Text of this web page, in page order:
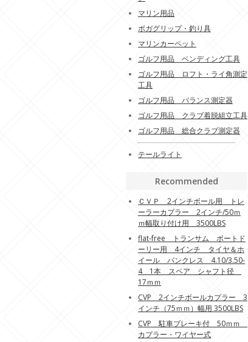
マリン用品
ボガグリップ・釣り具
マリンカーペット
ゴルフ用品 ベンディング工具
ゴルフ用品 ロフト・ライ角測定
工具
ゴルフ用品 バランス測定器
ゴルフ用品 クラブ着脱組立工具
ゴルフ用品 総合クラブ測定器
テールライト
Recommended
ＣＶＰ 2インチボール用 トレ
ーラーカプラー 2インチ/50ｍ
ｍ幅取り付け用 3500LBS
flat-free トランサム ボートド
ーリー用 4インチ タイヤ＆ホ
イール パンクレス 4.10/3.50-
4 1本 スペア シャフト径
17ｍｍ
CVP 2インチボールカプラー 3
インチ（75ｍｍ）幅用 3500LBS
CVP 駐車ブレーキ付 50ｍｍ
カプラー・ワイヤー式